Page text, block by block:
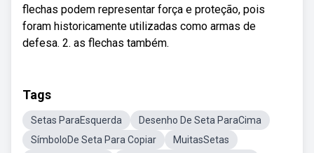
flechas podem representar força e proteção, pois
foram historicamente utilizadas como armas de
defesa. 2. as flechas também.
Tags
Setas ParaEsquerda
Desenho De Seta ParaCima
SímboloDe Seta Para Copiar
MuitasSetas